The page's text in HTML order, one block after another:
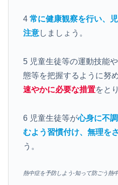
4 常に健康観察を行い、
注意しましょう。
5 児童生徒等の運動技能
態等を把握するように努め
速やかに必要な措置をと
6 児童生徒等が心身に不
むよう習慣付け、無理を
う。
熱中症を予防しよう-知って防ごう熱